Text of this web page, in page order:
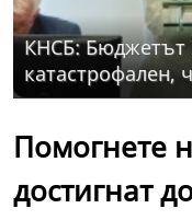
КНСБ: Бюджетът
катастрофален,
Помогнете
достигнат